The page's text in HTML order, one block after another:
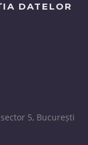
DATELOR
5, București